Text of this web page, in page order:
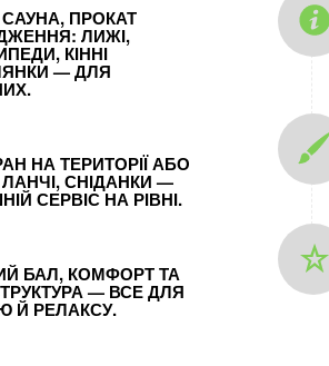
ПРОКАТ
ЛИЖІ,
КІННІ
— ДЛЯ
НА ТЕРИТОРІЇ АБО
СНІДАНКИ —
СЕРВІС НА РІВНІ.
БАЛ, КОМФОРТ ТА
— ВСЕ ДЛЯ
Й РЕЛАКСУ.